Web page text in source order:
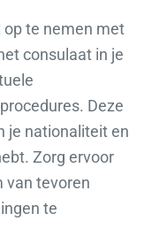
te nemen met
consulaat in je
Deze
je nationaliteit en
Zorg ervoor
van tevoren
te